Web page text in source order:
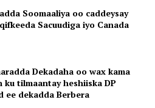
Soomaaliya oo caddeysay
Sacuudiga iyo Canada
Dekadaha oo wax kama
ku tilmaantay heshiiska DP
ee dekadda Berbera